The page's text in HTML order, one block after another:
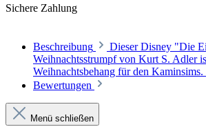
Sichere Zahlung
Beschreibung
Dieser Disney "Die
Weihnachtsstrumpf von Kurt S. Adler
Weihnachtsbehang für den
Bewertungen
Menü schließen